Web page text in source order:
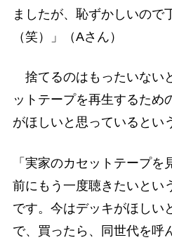
ましたが、恥ずかしいので
（笑）」（Aさん）
捨てるのはもったいない
ットテープを再生するため
がほしいと思っているとい
「実家のカセットテープを
前にもう一度聴きたいとい
です。今はデッキがほしい
で、買ったら、同世代を呼